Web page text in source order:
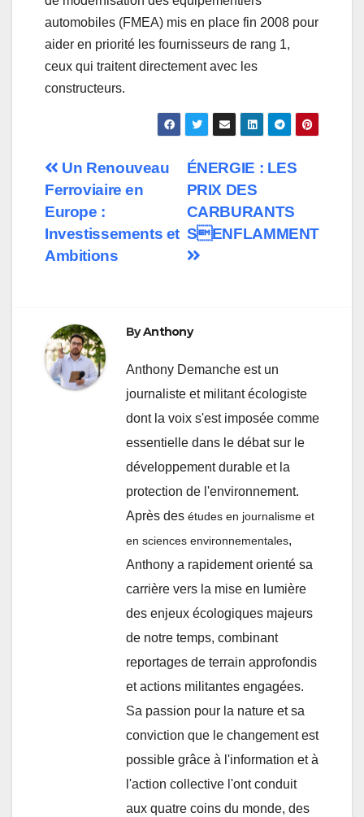
automobiles (FMEA) mis en place fin 2008 pour
aider en priorité les fournisseurs de rang 1,
ceux qui traitent directement avec les
constructeurs.
Navigation
de
l’article
ÉNERGIE : LES
PRIX DES
CARBURANTS
SENFLAMMENT
Un Renouveau
Ferroviaire en
Europe :
Investissements et
Ambitions
ByAnthony
Anthony Demanche est un
journaliste et militant écologiste
dont la voix s'est imposée comme
essentielle dans le débat sur le
développement durable et la
protection de l'environnement.
Après des études en journalisme et
en sciences environnementales,
Anthony a rapidement orienté sa
carrière vers la mise en lumière
des enjeux écologiques majeurs
de notre temps, combinant
reportages de terrain approfondis
et actions militantes engagées.
Sa passion pour la nature et sa
conviction que le changement est
possible grâce à l'information et à
l'action collective l'ont conduit
aux quatre coins du monde, des